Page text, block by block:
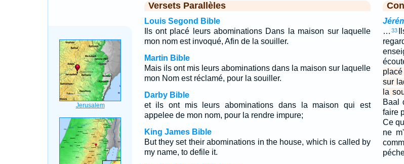
Versets Parallèles
Louis Segond Bible
Ils ont placé leurs abominations Dans la maison sur laquelle
mon nom est invoqué, Afin de la souiller.
Martin Bible
Mais ils ont mis leurs abominations dans la maison sur laquelle
mon Nom est réclamé, pour la souiller.
Darby Bible
et ils ont mis leurs abominations dans la maison qui est
appelee de mon nom, pour la rendre impure;
King James Bible
But they set their abominations in the house, which is called by
my name, to defile it.
… 33
sur
la
Baal
faire
Ce
ne